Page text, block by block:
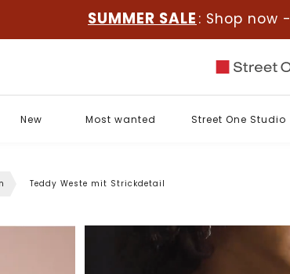
SUMMER SALE : Shop now -
New Most wanted Street One Studio
Teddy Weste mit Strickdetail